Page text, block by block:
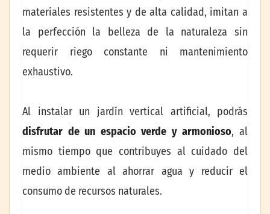
materiales resistentes y de alta calidad, imitan a
la perfección la belleza de la naturaleza sin
requerir riego constante ni mantenimiento
exhaustivo.
Al instalar un jardín vertical artificial, podrás
disfrutar de un espacio verde y armonioso, al
mismo tiempo que contribuyes al cuidado del
medio ambiente al ahorrar agua y reducir el
consumo de recursos naturales.